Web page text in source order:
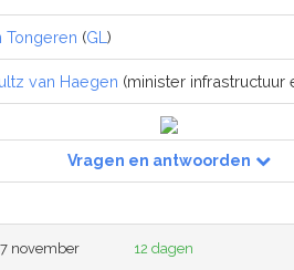
Tongeren (GL )
van Haegen (minister infrastructuur
Vragen en antwoorden
november
12 dagen